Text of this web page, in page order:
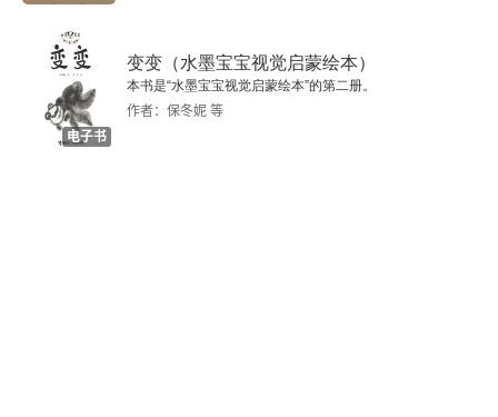
电子书
变变（水墨宝宝视觉启蒙绘本）
本书是“水墨宝宝视觉启蒙绘本”的第二册。
作者：保冬妮 等